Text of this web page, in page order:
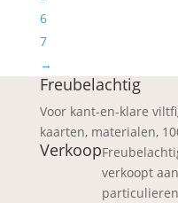
6
7
→
Freubelachtig
Voor kant-en-klare
kaarten, materialen,
Verkoop
verkoopt aan